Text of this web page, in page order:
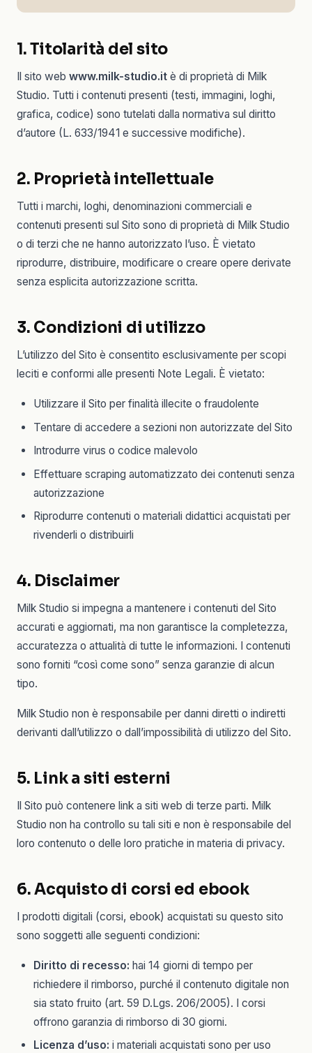
1. Titolarità del sito
Il sito web www.milk-studio.it è di proprietà di Milk
Studio. Tutti i contenuti presenti (testi, immagini, loghi,
grafica, codice) sono tutelati dalla normativa sul diritto
d’autore (L. 633/1941 e successive modifiche).
2. Proprietà intellettuale
Tutti i marchi, loghi, denominazioni commerciali e
contenuti presenti sul Sito sono di proprietà di Milk Studio
o di terzi che ne hanno autorizzato l’uso. È vietato
riprodurre, distribuire, modificare o creare opere derivate
senza esplicita autorizzazione scritta.
3. Condizioni di utilizzo
L’utilizzo del Sito è consentito esclusivamente per scopi
leciti e conformi alle presenti Note Legali. È vietato:
Utilizzare il Sito per finalità illecite o fraudolente
Tentare di accedere a sezioni non autorizzate del Sito
Introdurre virus o codice malevolo
Effettuare scraping automatizzato dei contenuti senza
autorizzazione
Riprodurre contenuti o materiali didattici acquistati per
rivenderli o distribuirli
4. Disclaimer
Milk Studio si impegna a mantenere i contenuti del Sito
accurati e aggiornati, ma non garantisce la completezza,
accuratezza o attualità di tutte le informazioni. I contenuti
sono forniti “così come sono” senza garanzie di alcun
tipo.
Milk Studio non è responsabile per danni diretti o indiretti
derivanti dall’utilizzo o dall’impossibilità di utilizzo del Sito.
5. Link a siti esterni
Il Sito può contenere link a siti web di terze parti. Milk
Studio non ha controllo su tali siti e non è responsabile del
loro contenuto o delle loro pratiche in materia di privacy.
6. Acquisto di corsi ed ebook
I prodotti digitali (corsi, ebook) acquistati su questo sito
sono soggetti alle seguenti condizioni:
Diritto di recesso: hai 14 giorni di tempo per
richiedere il rimborso, purché il contenuto digitale non
sia stato fruito (art. 59 D.Lgs. 206/2005). I corsi
offrono garanzia di rimborso di 30 giorni.
Licenza d’uso: i materiali acquistati sono per uso